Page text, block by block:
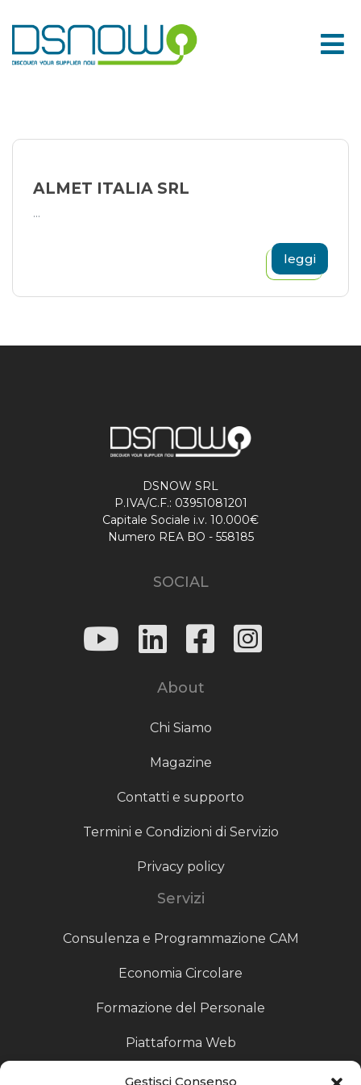
Gestisci Consenso
to
content
ALMET ITALIA SRL
...
leggi
DSNOW SRL
P.IVA/C.F.: 03951081201
Capitale Sociale i.v. 10.000€
Numero REA BO - 558185
SOCIAL
About
Chi Siamo
Magazine
Contatti e supporto
Termini e Condizioni di Servizio
Privacy policy
Servizi
Consulenza e Programmazione CAM
Economia Circolare
Formazione del Personale
Piattaforma Web
Scouting fornitori